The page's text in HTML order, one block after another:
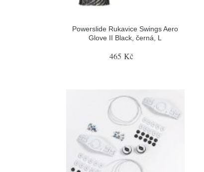
Powerslide Rukavice Swings Aero
Glove II Black, černá, L
465 Kč